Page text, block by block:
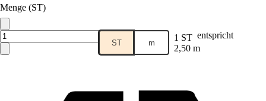
Menge (ST)
ST m 1 ST entspricht
2,50 m